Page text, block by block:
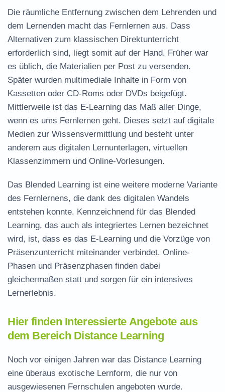
Die räumliche Entfernung zwischen dem Lehrenden und
dem Lernenden macht das Fernlernen aus. Dass
Alternativen zum klassischen Direktunterricht
erforderlich sind, liegt somit auf der Hand. Früher war
es üblich, die Materialien per Post zu versenden.
Später wurden multimediale Inhalte in Form von
Kassetten oder CD-Roms oder DVDs beigefügt.
Mittlerweile ist das E-Learning das Maß aller Dinge,
wenn es ums Fernlernen geht. Dieses setzt auf digitale
Medien zur Wissensvermittlung und besteht unter
anderem aus digitalen Lernunterlagen, virtuellen
Klassenzimmern und Online-Vorlesungen.
Das Blended Learning ist eine weitere moderne Variante
des Fernlernens, die dank des digitalen Wandels
entstehen konnte. Kennzeichnend für das Blended
Learning, das auch als integriertes Lernen bezeichnet
wird, ist, dass es das E-Learning und die Vorzüge von
Präsenzunterricht miteinander verbindet. Online-
Phasen und Präsenzphasen finden dabei
gleichermaßen statt und sorgen für ein intensives
Lernerlebnis.
Hier finden Interessierte Angebote aus
dem Bereich Distance Learning
Noch vor einigen Jahren war das Distance Learning
eine überaus exotische Lernform, die nur von
ausgewiesenen Fernschulen angeboten wurde.